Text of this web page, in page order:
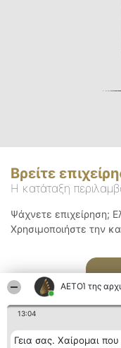
ΑΕΤΟΊ της
13:04
Γεια σας. Χαίρομαι
Βρείτε
Η κατάταξη
Ψάχνετε επιχείρηση;
Χρησιμοποιήστε την